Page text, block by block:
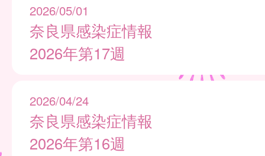
2026/05/01
奈良県感染症情報
2026年第17週
2026/04/24
奈良県感染症情報
2026年第16週